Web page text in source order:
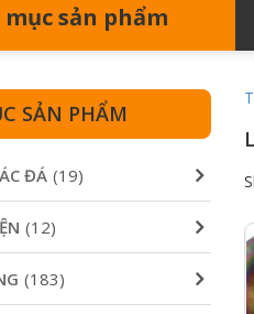
sản phẩm
SẢN PHẨM
ĐÁ (19)
(12)
(183)